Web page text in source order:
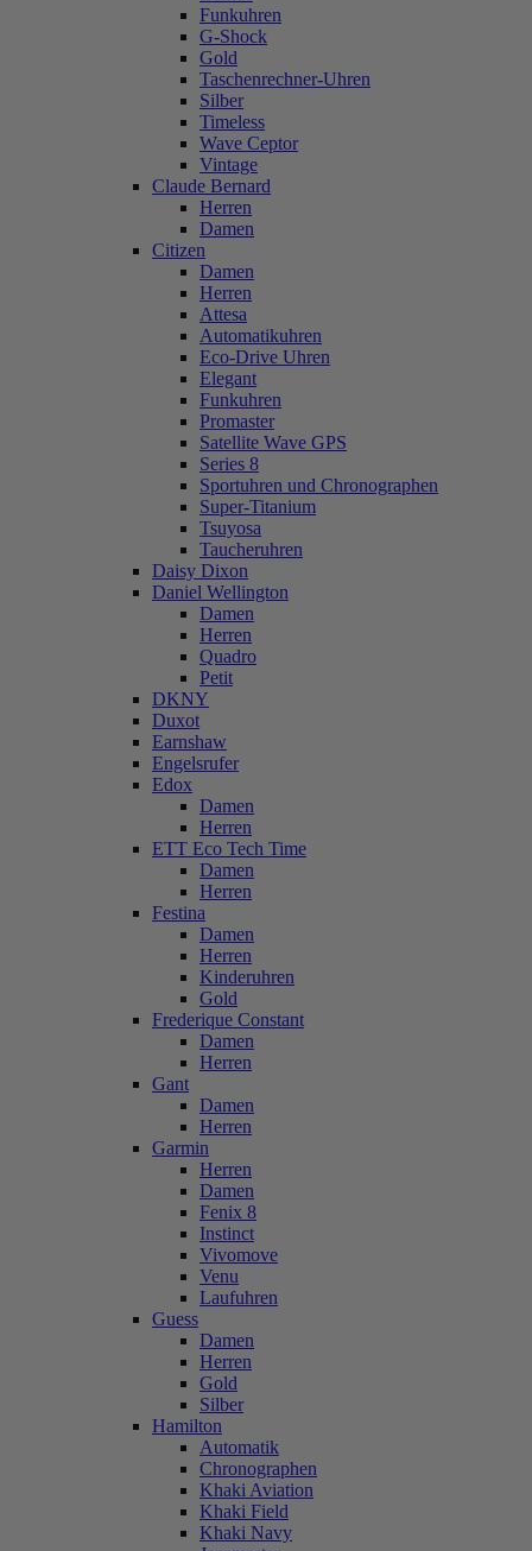
Funkuhren
G-Shock
Gold
Taschenrechner-Uhren
Silber
Timeless
Wave Ceptor
Vintage
Claude Bernard
Herren
Damen
Citizen
Damen
Herren
Attesa
Automatikuhren
Eco-Drive Uhren
Elegant
Funkuhren
Promaster
Satellite Wave GPS
Series 8
Sportuhren und Chronographen
Super-Titanium
Tsuyosa
Taucheruhren
Daisy Dixon
Daniel Wellington
Damen
Herren
Quadro
Petit
DKNY
Duxot
Earnshaw
Engelsrufer
Edox
Damen
Herren
ETT Eco Tech Time
Damen
Herren
Festina
Damen
Herren
Kinderuhren
Gold
Frederique Constant
Damen
Herren
Gant
Damen
Herren
Garmin
Herren
Damen
Fenix 8
Instinct
Vivomove
Venu
Laufuhren
Guess
Damen
Herren
Gold
Silber
Hamilton
Automatik
Chronographen
Khaki Aviation
Khaki Field
Khaki Navy